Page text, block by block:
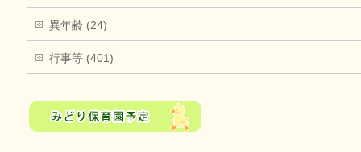
異年齢 (24)
行事等 (401)